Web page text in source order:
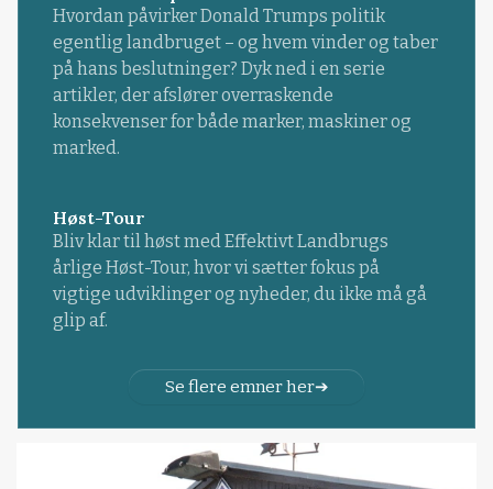
Hvordan påvirker Donald Trumps politik
egentlig landbruget – og hvem vinder og taber
på hans beslutninger? Dyk ned i en serie
artikler, der afslører overraskende
konsekvenser for både marker, maskiner og
marked.
Høst-Tour
Bliv klar til høst med Effektivt Landbrugs
årlige Høst-Tour, hvor vi sætter fokus på
vigtige udviklinger og nyheder, du ikke må gå
glip af.
Se flere emner her